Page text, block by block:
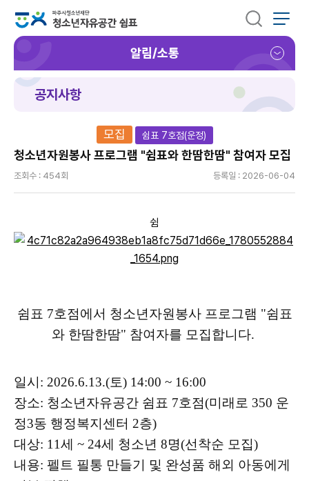
알림/소통
공지사항
모집 쉼표 7호점(운정)
청소년자원봉사 프로그램 "쉼표와 한땀한땀" 참여자 모집
조회수 : 454회 등록일 : 2026-06-04
쉼
쉼표 7호점에서 청소년자원봉사 프로그램 "쉼표
와 한땀한땀" 참여자를 모집합니다.
일시: 2026.6.13.(토) 14:00 ~ 16:00
장소: 청소년자유공간 쉼표 7호점(미래로 350 운
정3동 행정복지센터 2층)
대상: 11세 ~ 24세 청소년 8명(선착순 모집)
내용: 펠트 필통 만들기 및 완성품 해외 아동에게